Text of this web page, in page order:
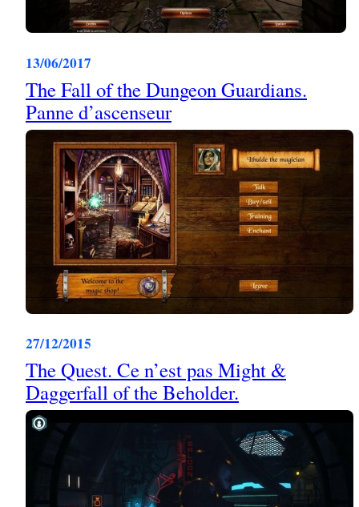
13/06/2017
The Fall of the Dungeon Guardians.
Panne d’ascenseur
27/12/2015
The Quest. Ce n’est pas Might &
Daggerfall of the Beholder.